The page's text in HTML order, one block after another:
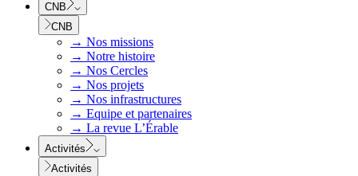
CNB
CNB
→ Nos missions
→ Notre histoire
→ Nos Cercles
→ Nos projets
→ Nos infrastructures
→ Equipe et partenaires
→ La revue L’Érable
Activités
Activités